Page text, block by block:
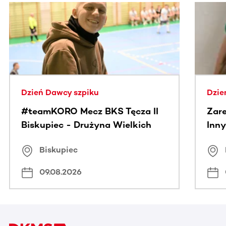
Ta sekcja zawiera treści przewijane w poziomie. Użyj
Dzień Dawcy szpiku
#teamKORO Mecz BKS Tęcza II
Biskupiec - Drużyna Wielkich
Biskupiec
09.08.2026